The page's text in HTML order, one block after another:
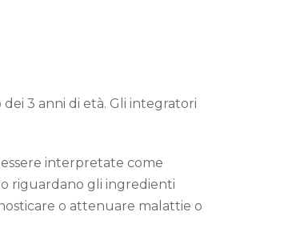
3 anni di età. Gli integratori
interpretate come
riguardano gli ingredienti
o attenuare malattie o